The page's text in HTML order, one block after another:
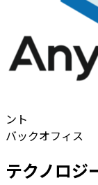
ント
バックオフィス
テクノロジ